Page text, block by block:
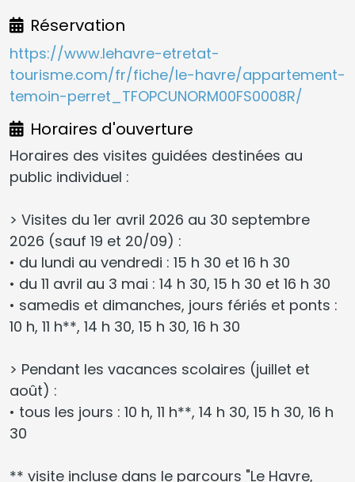
Réservation
https://www.lehavre-etretat-
tourisme.com/fr/fiche/le-havre/appartement-
temoin-perret_TFOPCUNORM00FS0008R/
Horaires d'ouverture
Horaires des visites guidées destinées au
public individuel :
> Visites du 1er avril 2026 au 30 septembre
2026 (sauf 19 et 20/09) :
• du lundi au vendredi : 15 h 30 et 16 h 30
• du 11 avril au 3 mai : 14 h 30, 15 h 30 et 16 h 30
• samedis et dimanches, jours fériés et ponts :
10 h, 11 h**, 14 h 30, 15 h 30, 16 h 30
> Pendant les vacances scolaires (juillet et
août) :
• tous les jours : 10 h, 11 h**, 14 h 30, 15 h 30, 16 h
30
** visite incluse dans le parcours "Le Havre,